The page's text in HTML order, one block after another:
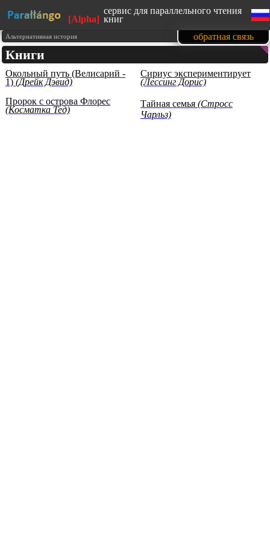
[Alpha]
сервис для параллельного чтения
книг
сайт адаптирован под мобильные
устройства
любимые книги
1500 книг в нашей базе на данный
представлены с образовательной
целью (изучение иностранных
обратная связь
Альтернативная история
Книги
Окольный путь (Велисарий -
1) (Дрейк Дэвид)
Сириус экспериментирует
(Лессинг Дорис)
Пророк с острова Флорес
(Косматка Тед)
Тайная семья (Стросс
Чарльз)